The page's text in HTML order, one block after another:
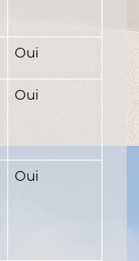
Oui
Oui
Oui